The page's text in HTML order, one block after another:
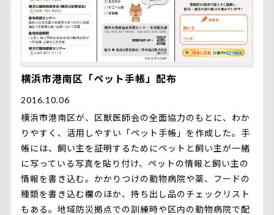
横浜市港南区「ペット手帳」配布
2016.10.06
横浜市港南区が、区獣医師会の全面協力のもとに、わか
りやすく、活用しやすい「ペット手帳」を作成した。手
帳には、飼い主を証明するためにペットと飼い主が一緒
に写っている写真を貼り付け、ペットの情報と飼い主の
情報を書き込む。かかりつけの動物病院や薬、フードの
種類を書き込む欄のほか、持ち出し品のチェックリスト
もある。地域防災拠点での訓練時や区内の動物病院で配